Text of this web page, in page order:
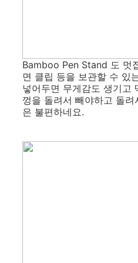
Bamboo Pen Stand 도 멋
면 클립 등을 보관할 수 있
넣어두면 무게감도 생기고
껑을 돌려서 빼야하고 돌
은 불편하네요.